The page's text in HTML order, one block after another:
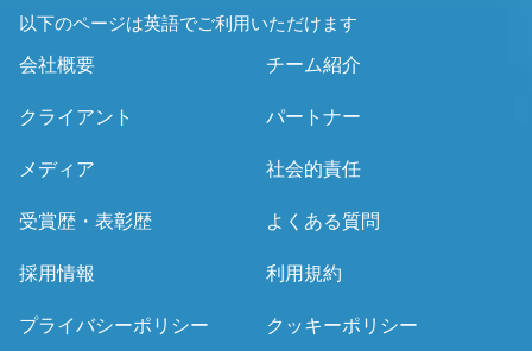
以下のページは英語でご利用いただけます
会社概要 チーム紹介
クライアント パートナー
メディア 社会的責任
受賞歴・表彰歴 よくある質問
採用情報 利用規約
プライバシーポリシー クッキーポリシー